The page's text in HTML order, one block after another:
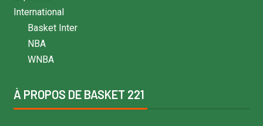
International
Basket Inter
NBA
WNBA
À PROPOS DE BASKET 221